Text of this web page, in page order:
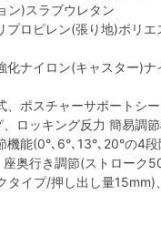
ン)スラブウレタン
ロピレン(張り地)ポリエ
ナイロン(キャスター)ナ
ポスチャーサポートシ
ロッキング反力 簡易調
機能(0°､6°､13°､20°の4
座奥行き調節(ストローク
タイプ/押し出し量15mm)